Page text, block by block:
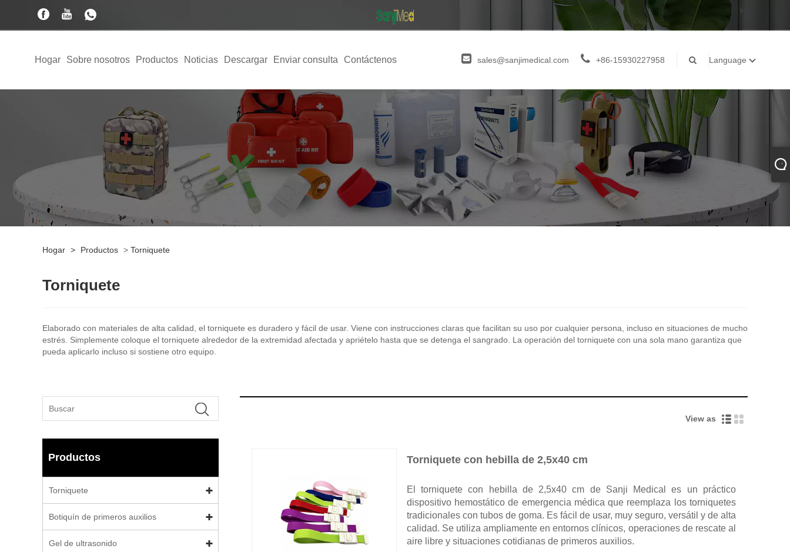
Hogar Sobre nosotros Productos Noticias Descargar Enviar consulta Contáctenos sales@sanjimedical.com +86-15930227958 Language
Hogar > Productos > Torniquete
Torniquete
Elaborado con materiales de alta calidad, el torniquete es duradero y fácil de usar. Viene con instrucciones claras que facilitan su uso por cualquier persona, incluso en situaciones de mucho
estrés. Simplemente coloque el torniquete alrededor de la extremidad afectada y apriételo hasta que se detenga el sangrado. La operación del torniquete con una sola mano garantiza que
pueda aplicarlo incluso si sostiene otro equipo.
Productos
Torniquete
Botiquín de primeros auxilios
Gel de ultrasonido
View as
Torniquete con hebilla de 2,5x40 cm
El torniquete con hebilla de 2,5x40 cm de Sanji Medical es un práctico
dispositivo hemostático de emergencia médica que reemplaza los torniquetes
tradicionales con tubos de goma. Es fácil de usar, muy seguro, versátil y de alta
calidad. Se utiliza ampliamente en entornos clínicos, operaciones de rescate al
aire libre y situaciones cotidianas de primeros auxilios.